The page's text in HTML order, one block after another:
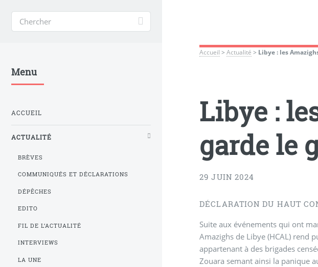
Accueil >Actualité > Libye : les
Libye :
garde le
29 JUIN 2024
DÉCLARATION DU HAUT
Suite aux événements qui ont
Amazighs de Libye (HCAL) rend
appartenant à des brigades
Zouara semant ainsi la panique
Menu
ACCUEIL
ACTUALITÉ
BRÈVES
COMMUNIQUÉS ET DÉCLARATIONS
DÉPÊCHES
EDITO
FIL DE L’ACTUALITÉ
INTERVIEWS
LA UNE